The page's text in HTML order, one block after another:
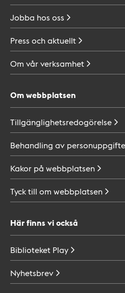
Jobba hos oss
Press ochaktuellt
Om vårverksamhet
Om webbplatsen
Tillgänglighetsredogörelse
Behandling av
Kakor på webbplatsen
Tyck till om webbplatsen
Här finns vi också
Biblioteket Play
Nyhetsbrev